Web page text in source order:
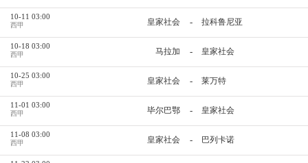
10-11 03:00
西甲 皇家社会 - 拉科鲁尼亚
10-18 03:00
西甲 马拉加 - 皇家社会
10-25 03:00
西甲 皇家社会 - 莱万特
11-01 03:00
西甲 毕尔巴鄂 - 皇家社会
11-08 03:00
西甲 皇家社会 - 巴列卡诺